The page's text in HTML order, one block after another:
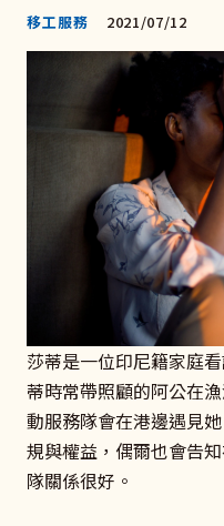
移工服務 2021/07/12
莎蒂是一位印尼籍家庭
蒂時常帶照顧的阿公在
動服務隊會在港邊遇見
規與權益，偶爾也會告
隊關係很好。